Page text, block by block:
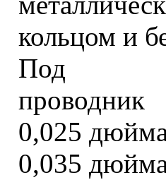
кольцом и
Под
проводник
0,025
0,035